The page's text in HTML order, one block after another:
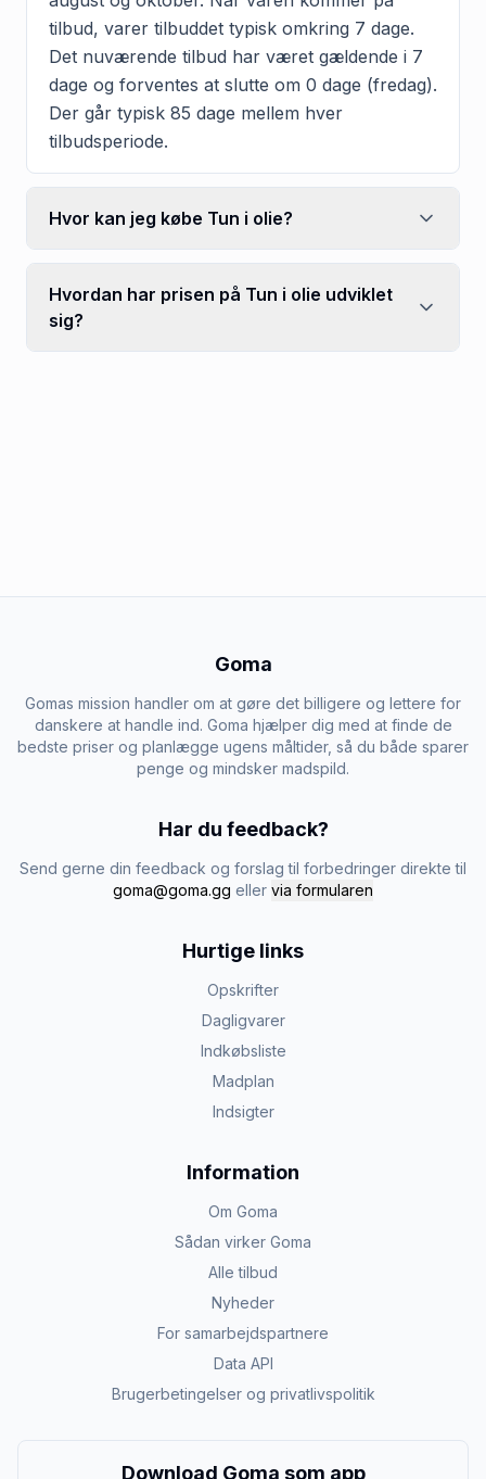
tilbud, varer tilbuddet typisk omkring 7 dage.
Det nuværende tilbud har været gældende i 7
dage og forventes at slutte om 0 dage (fredag).
Der går typisk 85 dage mellem hver
tilbudsperiode.
Hvor kan jeg købe Tun i olie?
Hvordan har prisen på Tun i olie udviklet
sig?
Goma
Gomas mission handler om at gøre det billigere og lettere for
danskere at handle ind. Goma hjælper dig med at finde de
bedste priser og planlægge ugens måltider, så du både sparer
penge og mindsker madspild.
Har du feedback?
Send gerne din feedback og forslag til forbedringer direkte til
goma@goma.gg eller via formularen
Hurtige links
Opskrifter
Dagligvarer
Indkøbsliste
Madplan
Indsigter
Information
Om Goma
Sådan virker Goma
Alle tilbud
Nyheder
For samarbejdspartnere
Data API
Brugerbetingelser og privatlivspolitik
Download Goma som app